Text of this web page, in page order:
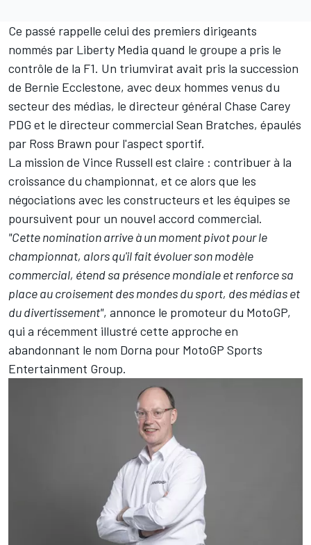
Ce passé rappelle celui des premiers dirigeants
nommés par Liberty Media quand le groupe a pris le
contrôle de la F1. Un triumvirat avait pris la succession
de Bernie Ecclestone, avec deux hommes venus du
secteur des médias, le directeur général Chase Carey
PDG et le directeur commercial Sean Bratches, épaulés
par Ross Brawn pour l'aspect sportif.
La mission de Vince Russell est claire : contribuer à la
croissance du championnat, et ce alors que les
négociations avec les constructeurs et les équipes se
poursuivent pour un nouvel accord commercial.
"Cette nomination arrive à un moment pivot pour le
championnat, alors qu'il fait évoluer son modèle
commercial, étend sa présence mondiale et renforce sa
place au croisement des mondes du sport, des médias et
du divertissement", annonce le promoteur du MotoGP,
qui a récemment illustré cette approche en
abandonnant le nom Dorna pour MotoGP Sports
Entertainment Group.